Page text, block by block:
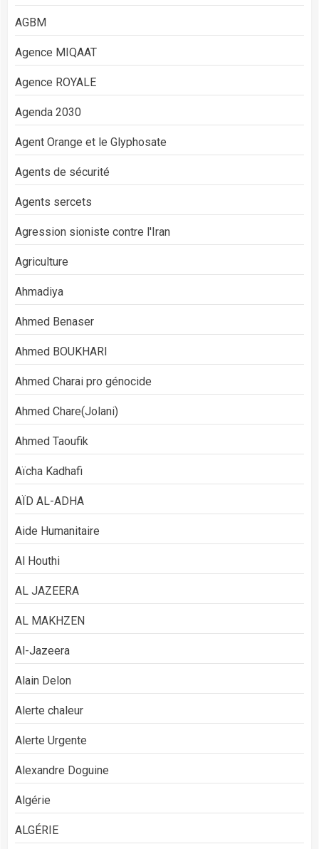
AGBM
Agence MIQAAT
Agence ROYALE
Agenda 2030
Agent Orange et le Glyphosate
Agents de sécurité
Agents sercets
Agression sioniste contre l'Iran
Agriculture
Ahmadiya
Ahmed Benaser
Ahmed BOUKHARI
Ahmed Charai pro génocide
Ahmed Chare(Jolani)
Ahmed Taoufik
Aïcha Kadhafi
AÏD AL-ADHA
Aide Humanitaire
Al Houthi
AL JAZEERA
AL MAKHZEN
Al-Jazeera
Alain Delon
Alerte chaleur
Alerte Urgente
Alexandre Doguine
Algérie
ALGÉRIE